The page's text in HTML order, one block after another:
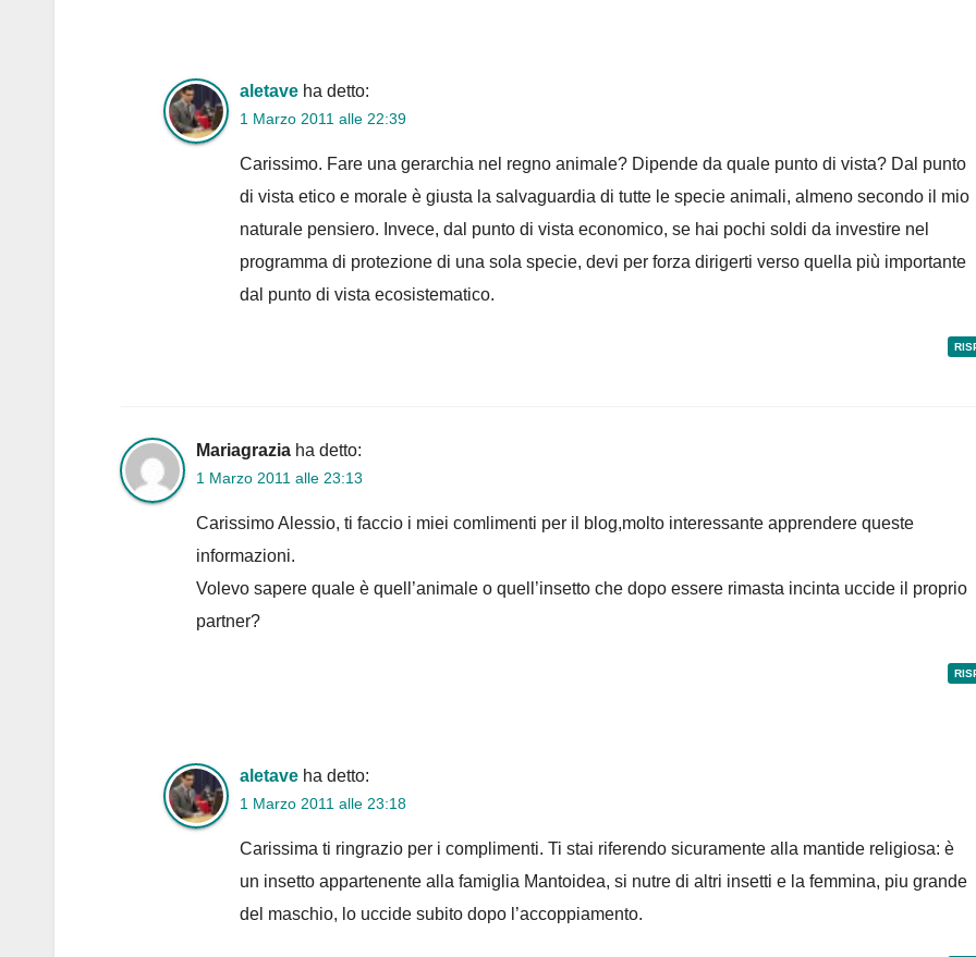
aletave ha detto:
1 Marzo 2011 alle 22:39
Carissimo. Fare una gerarchia nel regno animale? Dipende da quale punto di vista? Dal punto
di vista etico e morale è giusta la salvaguardia di tutte le specie animali, almeno secondo il mio
naturale pensiero. Invece, dal punto di vista economico, se hai pochi soldi da investire nel
programma di protezione di una sola specie, devi per forza dirigerti verso quella più importante
dal punto di vista ecosistematico.
Mariagrazia ha detto:
1 Marzo 2011 alle 23:13
Carissimo Alessio, ti faccio i miei comlimenti per il blog,molto interessante apprendere queste
informazioni.
Volevo sapere quale è quell’animale o quell’insetto che dopo essere rimasta incinta uccide il proprio
partner?
aletave ha detto:
1 Marzo 2011 alle 23:18
Carissima ti ringrazio per i complimenti. Ti stai riferendo sicuramente alla mantide religiosa: è
un insetto appartenente alla famiglia Mantoidea, si nutre di altri insetti e la femmina, piu grande
del maschio, lo uccide subito dopo l’accoppiamento.